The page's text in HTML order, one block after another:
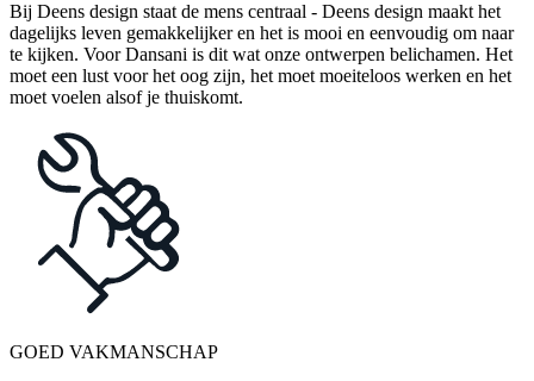
Bij Deens design staat de mens centraal - Deens design maakt het
dagelijks leven gemakkelijker en het is mooi en eenvoudig om naar
te kijken. Voor Dansani is dit wat onze ontwerpen belichamen. Het
moet een lust voor het oog zijn, het moet moeiteloos werken en het
moet voelen alsof je thuiskomt.
GOED VAKMANSCHAP